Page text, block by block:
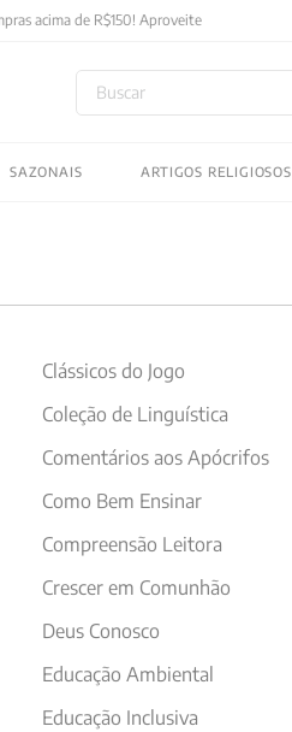
FRETE GRATIS
Buscar
SAZONAIS ARTIGOS RELIGIOSOS
Clássicos do Jogo
Coleção de Linguística
Comentários aos Apócrifos
Como Bem Ensinar
Compreensão Leitora
Crescer em Comunhão
Deus Conosco
Educação Ambiental
Educação Inclusiva
2027
jung
aristoteles
psicologia